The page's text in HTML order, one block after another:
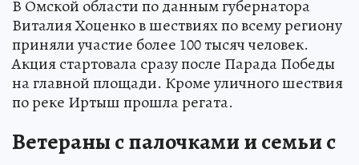
В Омской области по данным губернатора
Виталия Хоценко в шествиях по всему региону
приняли участие более 100 тысяч человек.
Акция стартовала сразу после Парада Победы
на главной площади. Кроме уличного шествия
по реке Иртыш прошла регата.
Ветераны с палочками и семьи с